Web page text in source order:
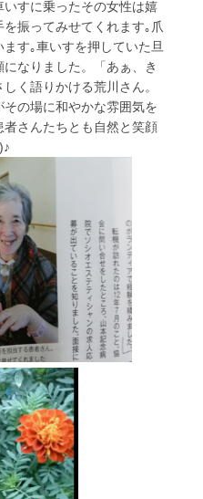
すに乗ったその女性は嬉
振ってみせてくれます｡爪
す｡車いすを押していた旦
なりました。「あぁ、き
く語りかける荒川さん。
の場に和やかな雰囲気を
さんたちとも自然と笑顔